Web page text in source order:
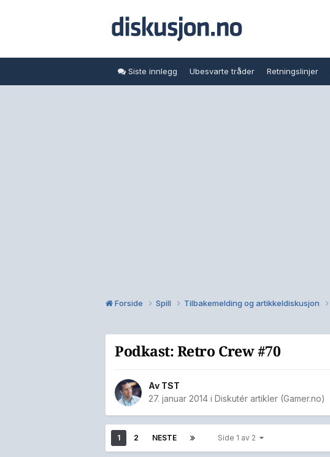
Siste innlegg Ubesvarte tråder Retningslinjer
Forside Spill Tilbakemelding og artikkeldiskusjon
Podkast: Retro Crew #70
Av TST
27. januar 2014 i Diskutér artikler (Gamer.no)
1 2 NESTE Side 1 av 2